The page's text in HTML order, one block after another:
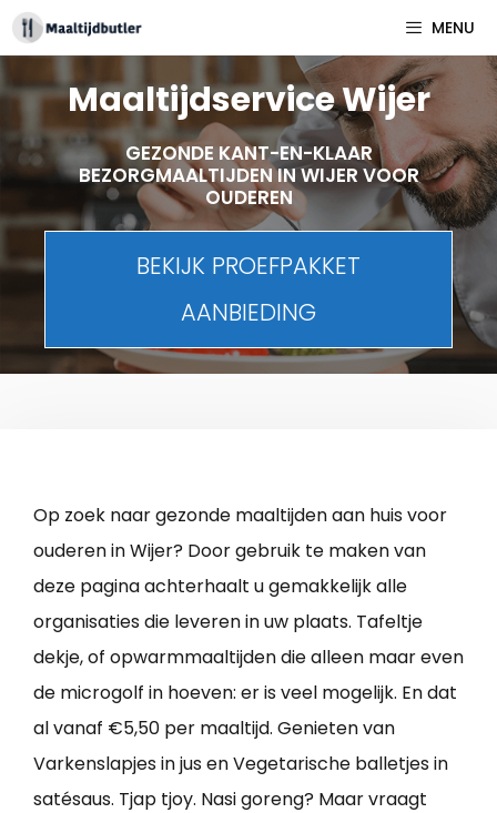
Spring
naar
inhoud
MENU
Maaltijdservice Wijer
GEZONDE KANT-EN-KLAAR
BEZORGMAALTIJDEN IN WIJER VOOR
OUDEREN
BEKIJK PROEFPAKKET
AANBIEDING
Op zoek naar gezonde maaltijden aan huis voor
ouderen in Wijer? Door gebruik te maken van
deze pagina achterhaalt u gemakkelijk alle
organisaties die leveren in uw plaats. Tafeltje
dekje, of opwarmmaaltijden die alleen maar even
de microgolf in hoeven: er is veel mogelijk. En dat
al vanaf €5,50 per maaltijd. Genieten van
Varkenslapjes in jus en Vegetarische balletjes in
satésaus. Tjap tjoy. Nasi goreng? Maar vraagt